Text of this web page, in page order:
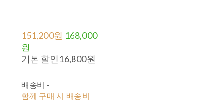
151,200원 168,000
원
기본 할인16,800원
배송비 -
함께 구매 시 배송비